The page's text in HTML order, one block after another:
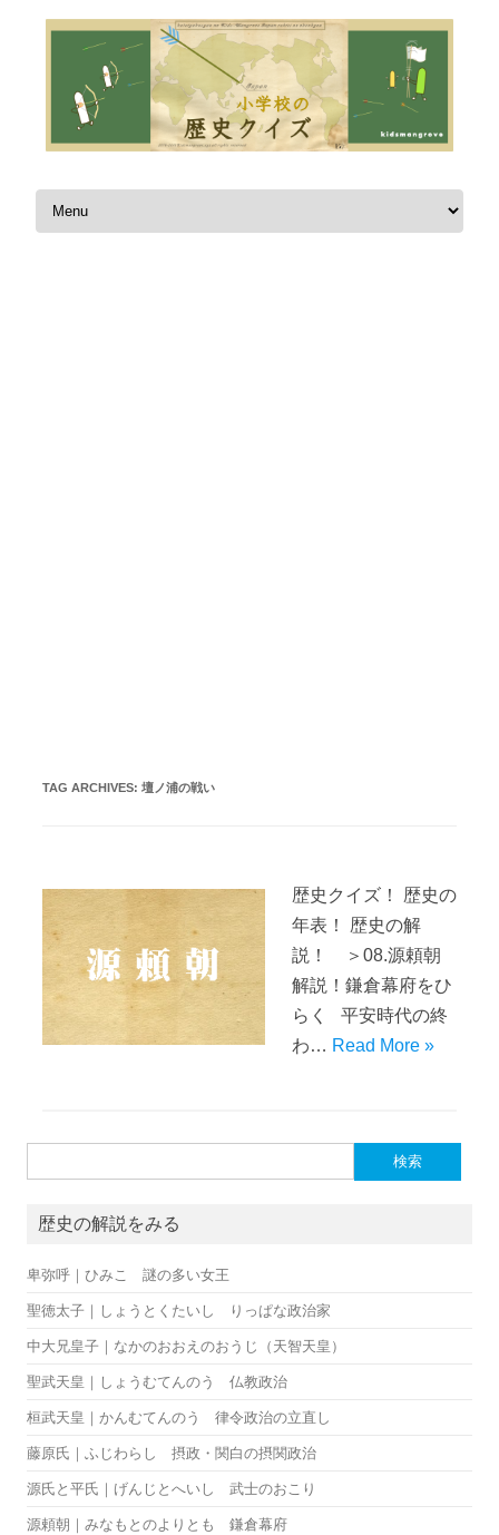
Skip to content
TAG ARCHIVES: 壇ノ浦の戦い
歴史クイズ！ 歴史の
年表！ 歴史の解
説！ ＞08.源頼朝
解説！鎌倉幕府をひ
らく 平安時代の終
わ… Read More »
歴史の解説をみる
卑弥呼｜ひみこ 謎の多い女王
聖徳太子｜しょうとくたいし りっぱな政治家
中大兄皇子｜なかのおおえのおうじ（天智天皇）
聖武天皇｜しょうむてんのう 仏教政治
桓武天皇｜かんむてんのう 律令政治の立直し
藤原氏｜ふじわらし 摂政・関白の摂関政治
源氏と平氏｜げんじとへいし 武士のおこり
源頼朝｜みなもとのよりとも 鎌倉幕府